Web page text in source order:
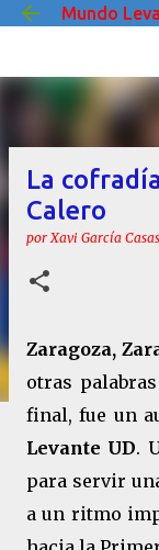
Mundo
La
Calero
porXavi García Casas
Zaragoza,
otras
final, fue un
Levante UD.
para servir
a un ritmo